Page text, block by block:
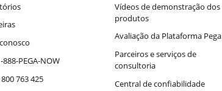
888-PEGA-NOW
763 425
Vídeos de demonstração dos
produtos
Avaliação da Plataforma Pega
Parceiros e serviços de
consultoria
Central de confiabilidade